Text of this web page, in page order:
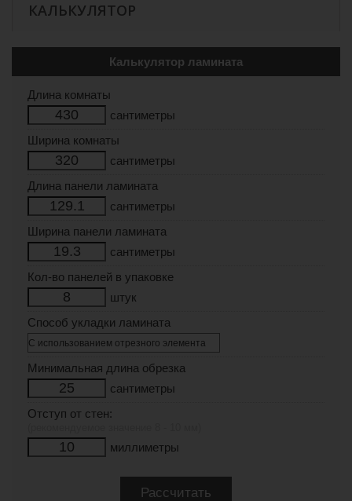
КАЛЬКУЛЯТОР
Калькулятор ламината
Длина комнаты
сантиметры
Ширина комнаты
сантиметры
Длина панели ламината
сантиметры
Ширина панели ламината
сантиметры
Кол-во панелей в упаковке
штук
Способ укладки ламината
Минимальная длина обрезка
сантиметры
Отступ от стен:
миллиметры